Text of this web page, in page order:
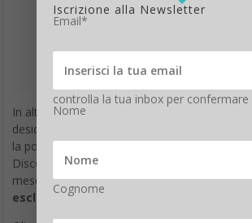
In alternativa, per tutti gli utenti Amazon
desiderano seguire le Olimpiadi di Tokyo in
la possibilità di sottoscrivere l’abbonamento
Discovery+ al prezzo normalmente proposto
mese o 7,99 euro al mese coni contenuti
esclusivi.
Iscrizione alla Newsletter
Email*
controlla la tua inbox per confermare
Nome
Cognome